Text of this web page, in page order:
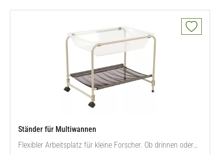
Ständer für Multiwannen
Flexibler Arbeitsplatz für kleine Forscher. Ob drinnen oder